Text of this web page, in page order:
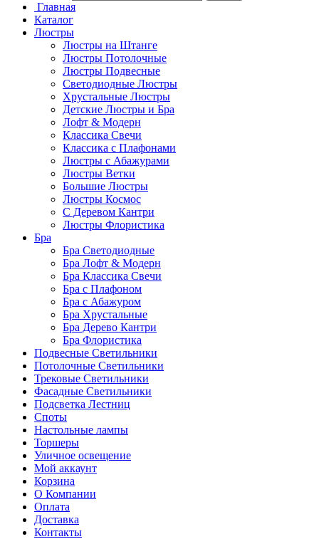
Главная
Каталог
Люстры
Люстры на Штанге
Люстры Потолочные
Люстры Подвесные
Светодиодные Люстры
Хрустальные Люстры
Детские Люстры и Бра
Лофт & Модерн
Классика Свечи
Классика с Плафонами
Люстры с Абажурами
Люстры Ветки
Большие Люстры
Люстры Космос
С Деревом Кантри
Люстры Флористика
Бра
Бра Светодиодные
Бра Лофт & Модерн
Бра Классика Свечи
Бра с Плафоном
Бра с Абажуром
Бра Хрустальные
Бра Дерево Кантри
Бра Флористика
Подвесные Светильники
Потолочные Светильники
Трековые Светильники
Фасадные Светильники
Подсветка Лестниц
Споты
Настольные лампы
Торшеры
Уличное освещение
Мой аккаунт
Корзина
О Компании
Оплата
Доставка
Контакты